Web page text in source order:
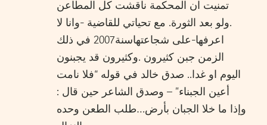
تمنيت ان المحكمة ناقشت كل المطاعن
.ولو بعد الثورة. مع تحياتي للقاضية -وانا لا
اعرفها-على شجاعتهاسنة2007 في ذلك
الزمن جبن كثيرون .وكثيرون قد يجبنون
اليوم او غدا.. صدق خالد في قوله “فلا نامت
أعين الجبناء” – وصدق الشاعر حين قال :
وإذا ما خلا الجبان بأرض…طلب الطعن وحده